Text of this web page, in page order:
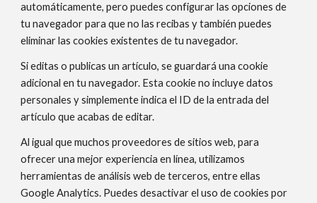
automáticamente, pero puedes configurar las opciones de
tu navegador para que no las recibas y también puedes
eliminar las cookies existentes de tu navegador.
Si editas o publicas un artículo, se guardará una cookie
adicional en tu navegador. Esta cookie no incluye datos
personales y simplemente indica el ID de la entrada del
artículo que acabas de editar.
Al igual que muchos proveedores de sitios web, para
ofrecer una mejor experiencia en línea, utilizamos
herramientas de análisis web de terceros, entre ellas
Google Analytics. Puedes desactivar el uso de cookies por